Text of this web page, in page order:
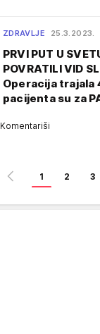
ZDRAVLJE 25.3.2023.
PRVI PUT U
POVRATILI VID
Operacija trajala
pacijenta su za
Komentariši
1 2 3